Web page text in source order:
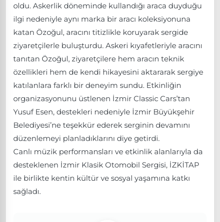
oldu. Askerlik döneminde kullandığı araca duyduğu
ilgi nedeniyle aynı marka bir aracı koleksiyonuna
katan Özoğul, aracını titizlikle koruyarak sergide
ziyaretçilerle buluşturdu. Askeri kıyafetleriyle aracını
tanıtan Özoğul, ziyaretçilere hem aracın teknik
özellikleri hem de kendi hikayesini aktararak sergiye
katılanlara farklı bir deneyim sundu. Etkinliğin
organizasyonunu üstlenen İzmir Classic Cars’tan
Yusuf Esen, destekleri nedeniyle İzmir Büyükşehir
Belediyesi’ne teşekkür ederek serginin devamını
düzenlemeyi planladıklarını diye getirdi.
Canlı müzik performansları ve etkinlik alanlarıyla da
desteklenen İzmir Klasik Otomobil Sergisi, İZKİTAP
ile birlikte kentin kültür ve sosyal yaşamına katkı
sağladı.